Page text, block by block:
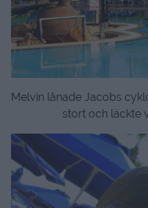
Melvin lånade Jacobs
stort och läckte